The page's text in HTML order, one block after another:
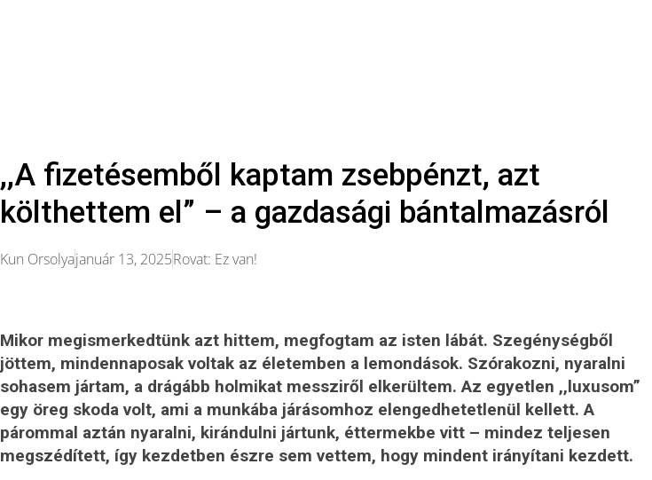
,,A fizetésemből kaptam zsebpénzt, azt
költhettem el” – a gazdasági bántalmazásról
Kun Orsolyajanuár 13, 2025Rovat: Ez van!
Mikor megismerkedtünk azt hittem, megfogtam az isten lábát. Szegénységből
jöttem, mindennaposak voltak az életemben a lemondások. Szórakozni, nyaralni
sohasem jártam, a drágább holmikat messziről elkerültem. Az egyetlen ,,luxusom”
egy öreg skoda volt, ami a munkába járásomhoz elengedhetetlenül kellett. A
párommal aztán nyaralni, kirándulni jártunk, éttermekbe vitt – mindez teljesen
megszédített, így kezdetben észre sem vettem, hogy mindent irányítani kezdett.